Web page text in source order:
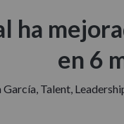
ha
en 6
García, Talent,